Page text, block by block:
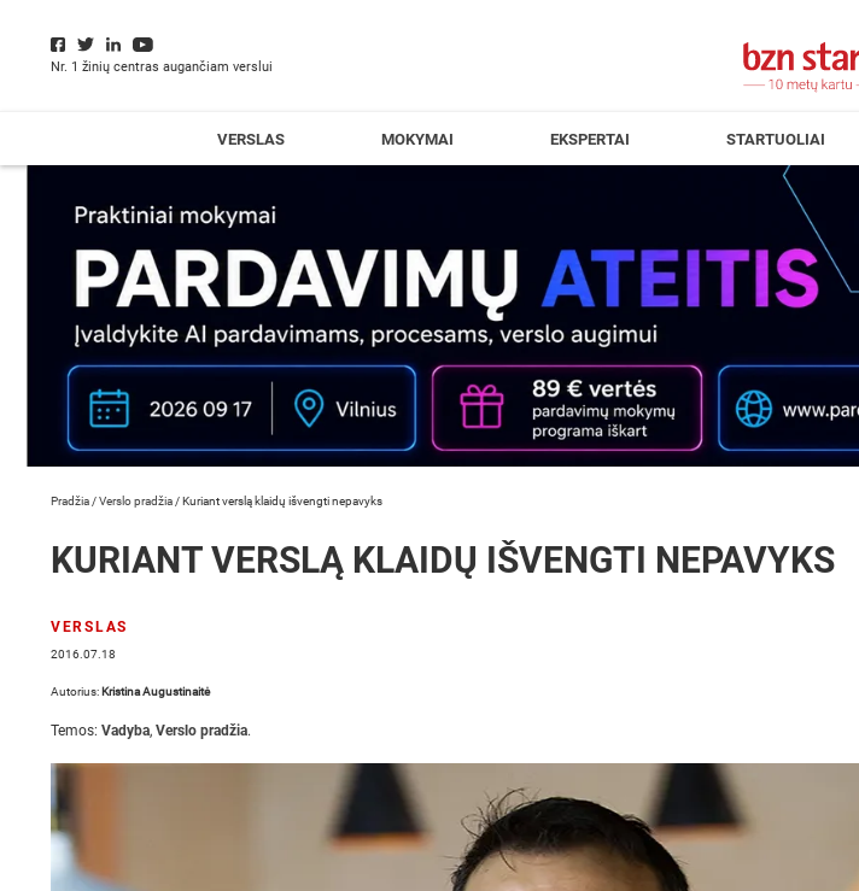
Nr. 1 žinių centras augančiam verslui
VERSLAS MOKYMAI EKSPERTAI STARTUOLIAI
Pradžia /Verslo pradžia /Kuriant verslą klaidų išvengti nepavyks
KURIANT VERSLĄ KLAIDŲ IŠVENGTI NEPAVYKS
VERSLAS
2016.07.18
Autorius: Kristina Augustinaitė
Temos: Vadyba, Verslo pradžia.